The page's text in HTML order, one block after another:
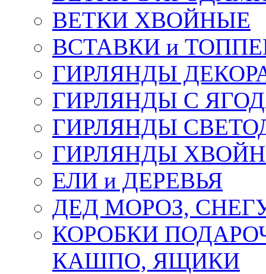
ВЕТКИ ХВОЙНЫЕ
ВСТАВКИ и
ГИРЛЯНДЫ
ГИРЛЯНДЫ С
ГИРЛЯНДЫ
ГИРЛЯНДЫ
ЕЛИ и ДЕРЕВЬЯ
ДЕД МОРОЗ,
КОРОБКИ
КАШПО, ЯЩИКИ